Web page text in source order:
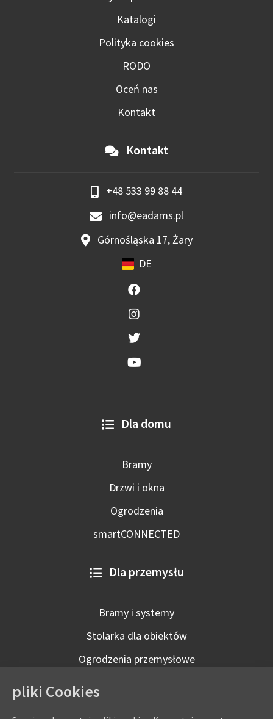
Katalogi
Polityka cookies
RODO
Oceń nas
Kontakt
Kontakt
+48 533 99 88 44
info@eadams.pl
Górnośląska 17, Żary
DE
Dla domu
Bramy
Drzwi i okna
Ogrodzenia
smartCONNECTED
Dla przemysłu
Bramy i systemy
Stolarka dla obiektów
Ogrodzenia przemysłowe
pliki Cookies